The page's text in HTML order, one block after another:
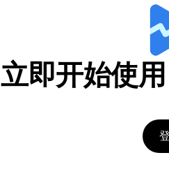
立即开始使